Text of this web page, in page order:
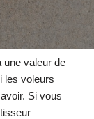
une valeur de
les voleurs
Si vous